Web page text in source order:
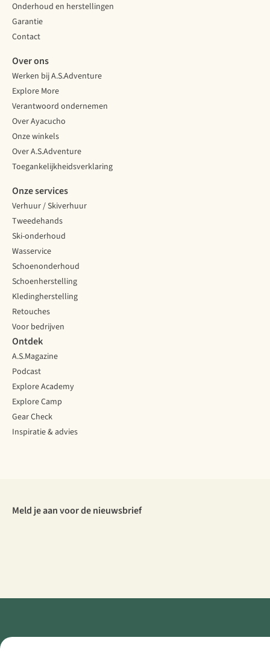
Onderhoud en herstellingen
Garantie
Contact
Over ons
Werken bij A.S.Adventure
Explore More
Verantwoord ondernemen
Over Ayacucho
Onze winkels
Over A.S.Adventure
Toegankelijkheidsverklaring
Onze services
Verhuur / Skiverhuur
Tweedehands
Ski-onderhoud
Wasservice
Schoenonderhoud
Schoenherstelling
Kledingherstelling
Retouches
Voor bedrijven
Ontdek
A.S.Magazine
Podcast
Explore Academy
Explore Camp
Gear Check
Inspiratie & advies
Meld je aan voor de nieuwsbrief